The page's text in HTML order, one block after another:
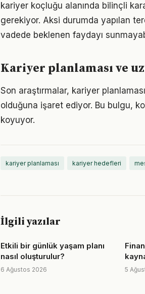
kariyer koçluğu alanında bilinçli
gerekiyor. Aksi durumda yapılan
vadede beklenen faydayı
Kariyer planlaması ve
Son araştırmalar, kariyer
olduğuna işaret ediyor. Bu bulgu,
koyuyor.
kariyer planlaması kariyer hedefleri
İlgili yazılar
Etkili bir günlük yaşam planı
nasıl oluşturulur?
6 Ağustos 2026 5